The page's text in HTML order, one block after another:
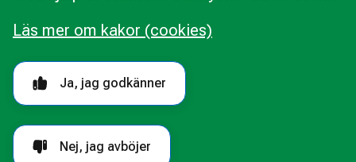
Ja, jag godkänner
Nej, jag avböjer
Läs mer om kakor (cookies)
Om webbplatsen
Behandling av personuppgifter